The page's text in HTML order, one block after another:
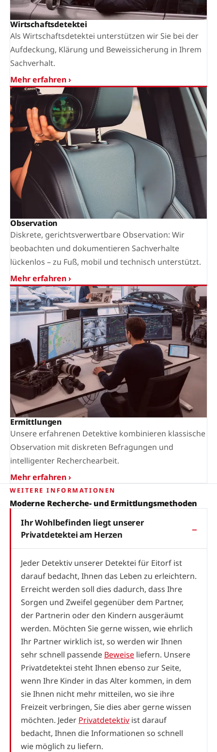
Wirtschaftsdetektei
Als Wirtschaftsdetektei unterstützen wir Sie bei der
Aufdeckung, Klärung und Beweissicherung in Ihrem
Sachverhalt.
Mehr erfahren ›
Observation
Diskrete, gerichtsverwertbare Observation: Wir
beobachten und dokumentieren Sachverhalte
lückenlos – zu Fuß, mobil und technisch unterstützt.
Mehr erfahren ›
Ermittlungen
Unsere erfahrenen Detektive kombinieren klassische
Observation mit diskreten Befragungen und
intelligenter Recherchearbeit.
Mehr erfahren ›
WEITERE INFORMATIONEN
Moderne Recherche- und Ermittlungsmethoden
Ihr Wohlbefinden liegt unserer
Privatdetektei am Herzen
Jeder Detektiv unserer Detektei für Eitorf ist
darauf bedacht, Ihnen das Leben zu erleichtern.
Erreicht werden soll dies dadurch, dass Ihre
Sorgen und Zweifel gegenüber dem Partner,
der Partnerin oder den Kindern ausgeräumt
werden. Möchten Sie gerne wissen, wie ehrlich
Ihr Partner wirklich ist, so werden wir Ihnen
sehr schnell passende Beweise liefern. Unsere
Privatdetektei steht Ihnen ebenso zur Seite,
wenn Ihre Kinder in das Alter kommen, in dem
sie Ihnen nicht mehr mitteilen, wo sie ihre
Freizeit verbringen, Sie dies aber gerne wissen
möchten. Jeder Privatdetektiv ist darauf
bedacht, Ihnen die Informationen so schnell
wie möglich zu liefern.